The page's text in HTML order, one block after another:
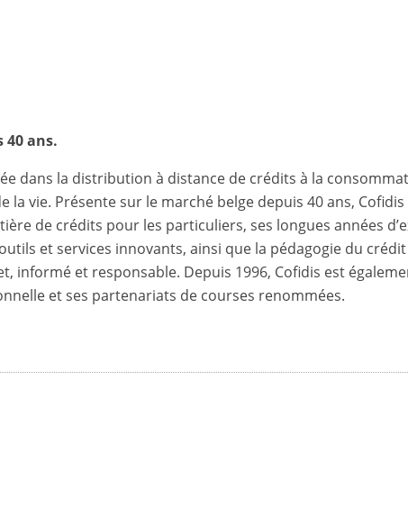
40 ans.
dans la distribution à distance de crédits à la
vie. Présente sur le marché belge depuis 40 ans,
de crédits pour les particuliers, ses longues années
et services innovants, ainsi que la pédagogie du
informé et responsable. Depuis 1996, Cofidis est
et ses partenariats de courses renommées.